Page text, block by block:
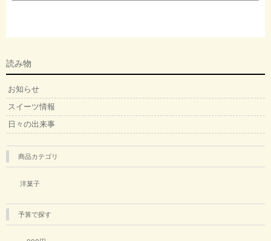
読み物
お知らせ
スイーツ情報
日々の出来事
商品カテゴリ
洋菓子
予算で探す